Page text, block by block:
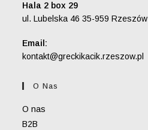
Hala 2 box 29
ul. Lubelska 46 35-959 Rzeszów
Email:
kontakt@greckikacik.rzeszow.pl
O Nas
O nas
B2B